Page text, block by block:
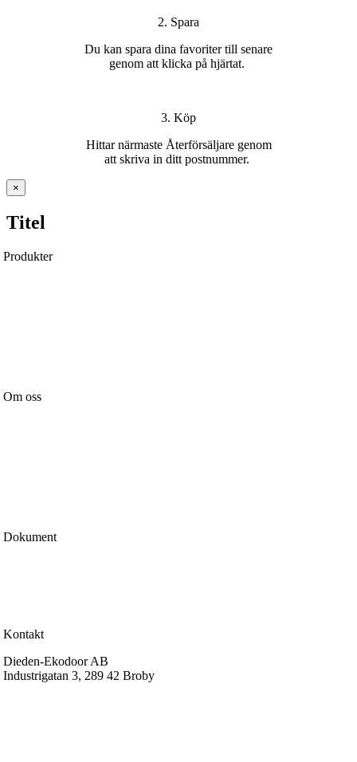
2. Spara
Du kan spara dina favoritertill senare
genom att klicka på hjärtat.
3. Köp
Hittarnärmaste Återförsäljare genom
att skriva in ditt postnummer.
Stäng
snabbvy
produkten
×
Titel
Produkter
Om oss
Dokument
Kontakt
Dieden-Ekodoor AB
Industrigatan 3, 289 42 Broby